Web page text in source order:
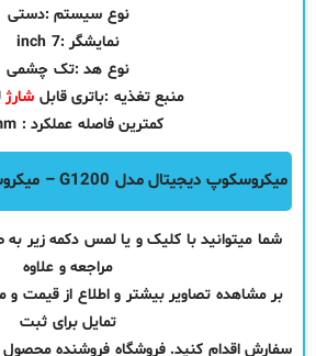
نوع سیستم :دستی
نمایشگر :7 inch
نوع هد :تک چشمی
منبع تغذیه :باتری قابل شارژ
کمترین فاصله عملکرد : 10mm
میکروسکوپ دیجیتال مدل G1200 – میکروسکوپ و لوپ دارای lcd
شما میتوانید با کلیک و یا لمس دکمه زیر
مراجعه و علاوه
بر مشاهده تصاویر بیشتر و اطلاع از قیمت و
تمایل برای ثبت
سفارش اقدام کنید. فروشگاه فروشنده